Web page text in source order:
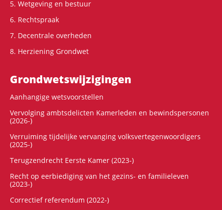
5. Wetgeving en bestuur
6. Rechtspraak
7. Decentrale overheden
8. Herziening Grondwet
Grondwets­wijzigingen
Aanhangige wetsvoorstellen
Vervolging ambtsdelicten Kamerleden en bewindspersonen
(2026-)
Verruiming tijdelijke vervanging volksvertegenwoordigers
(2025-)
Terugzendrecht Eerste Kamer (2023-)
Recht op eerbiediging van het gezins- en familieleven
(2023-)
Correctief referendum (2022-)